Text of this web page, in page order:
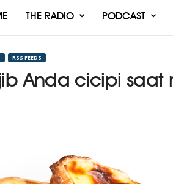
THE RADIO PODCAST
RSS FEEDS
Anda cicipi